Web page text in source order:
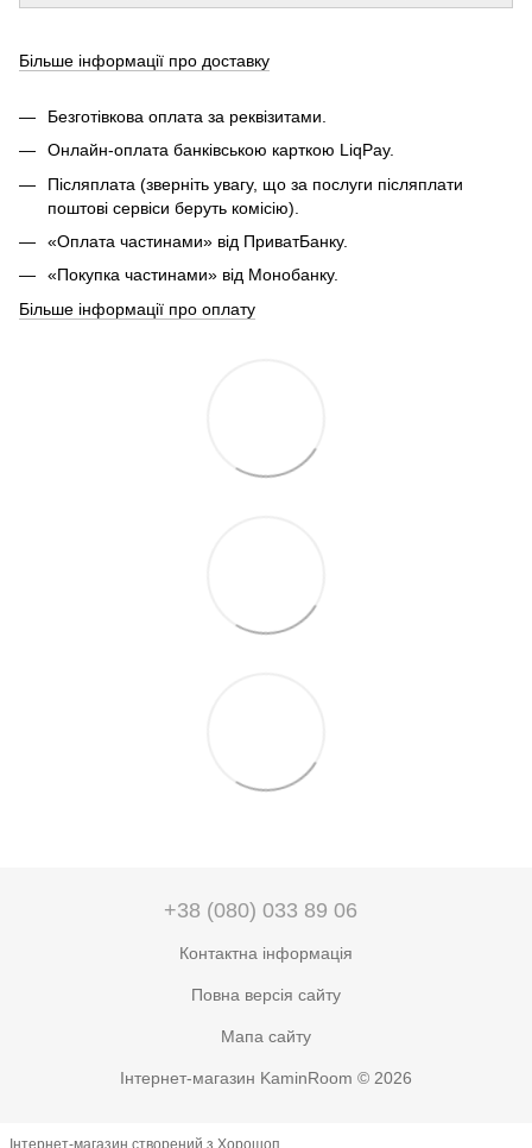
Більше інформації про доставку
Безготівкова оплата за реквізитами.
Онлайн-оплата банківською карткою LiqPay.
Післяплата (зверніть увагу, що за послуги післяплати
поштові сервіси беруть комісію).
«Оплата частинами» від ПриватБанку.
«Покупка частинами» від Монобанку.
Більше інформації про оплату
+38 (080) 033 89 06
Контактна інформація
Повна версія сайту
Мапа сайту
Інтернет-магазин KaminRoom © 2026